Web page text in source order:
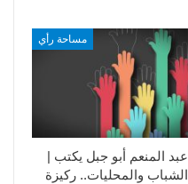
مساحة رأي
عبد المنعم أبو جبل يكتب |
الشباب والمحليات.. ركيزة